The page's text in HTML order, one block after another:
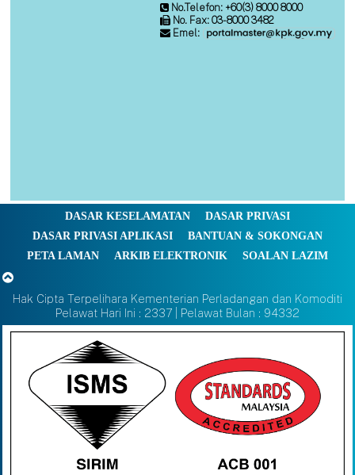
No.Telefon: +60(3) 8000 8000
No. Fax: 03-8000 3482
Emel:
DASAR KESELAMATAN
DASAR PRIVASI
DASAR PRIVASI APLIKASI
BANTUAN & SOKONGAN
PETA LAMAN
ARKIB ELEKTRONIK SOALAN LAZIM
Hak Cipta Terpelihara Kementerian Perladangan dan Komoditi
Pelawat Hari Ini : 2337 | Pelawat Bulan : 94332